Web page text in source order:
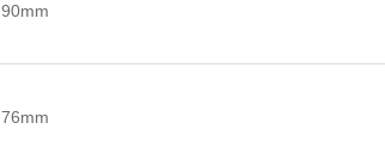
90mm
76mm